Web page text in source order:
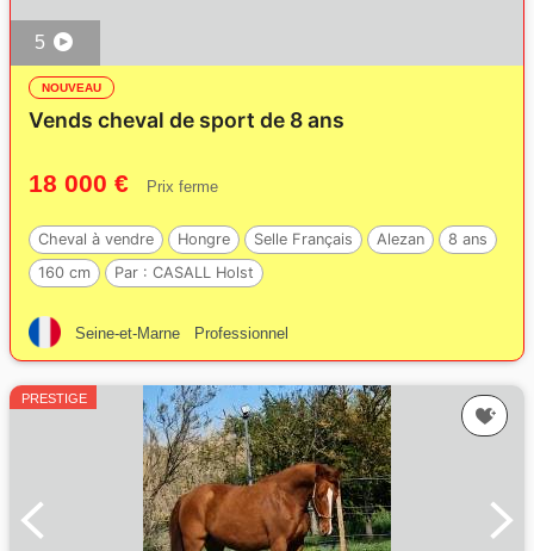
5
NOUVEAU
Vends cheval de sport de 8 ans
18 000 € Prix ferme
Cheval à vendre Hongre Selle Français Alezan
8 ans
160 cm
Par : CASALL Holst
Seine-et-Marne Professionnel
PRESTIGE